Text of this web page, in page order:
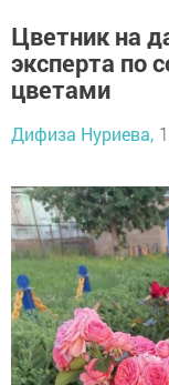
Цветник на
эксперта по
цветами
Дифиза Нуриева,